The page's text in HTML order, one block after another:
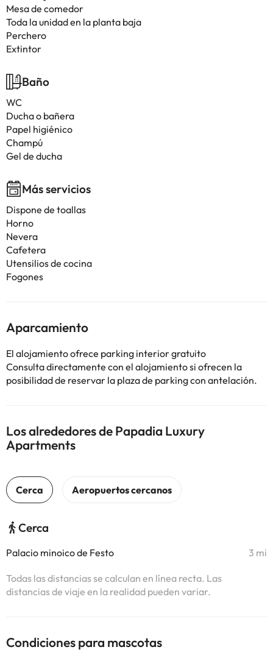
Mesa de comedor
Toda la unidad en la planta baja
Perchero
Extintor
Baño
WC
Ducha o bañera
Papel higiénico
Champú
Gel de ducha
Más servicios
Dispone de toallas
Horno
Nevera
Cafetera
Utensilios de cocina
Fogones
Aparcamiento
El alojamiento ofrece parking interior gratuito
Consulta directamente con el alojamiento si ofrecen la
posibilidad de reservar la plaza de parking con antelación.
Los alrededores de Papadia Luxury
Apartments
Cerca
Palacio minoico de Festo 3 mi
Todas las distancias se calculan en línea recta. Las
distancias de viaje en la realidad pueden variar.
Condiciones para mascotas